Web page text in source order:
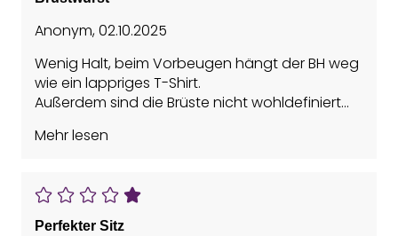
Anonym,02.10.2025
Wenig Halt, beim Vorbeugen hängt der BH weg
wie ein lappriges T-Shirt.
Außerdem sind die Brüste nicht wohldefiniert
Wurst geformt.
Mehr lesen
Perfekter Sitz